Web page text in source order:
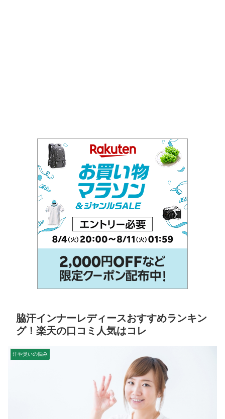
脇汗インナーレディースおすすめランキン
グ！楽天の口コミ人気はコレ
汗や臭いの悩み